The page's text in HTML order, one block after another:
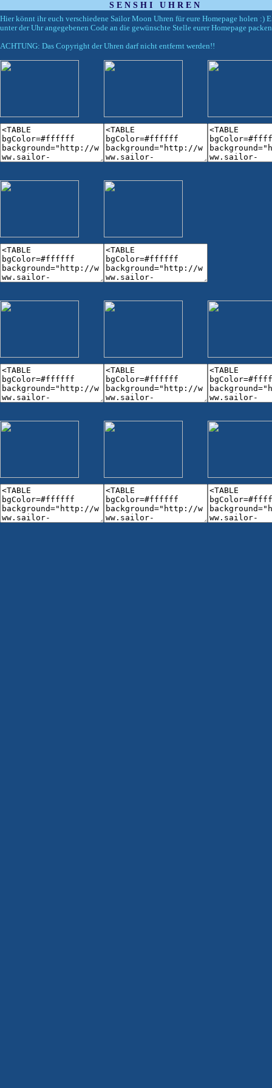
SENSHI UHREN
Hier könnt ihr euch verschiedene Sailor Moon Uhren für eure Homepage holen :)
unter der Uhr angegebenen Code an die gewünschte Stelle eurer Homepage packen
ACHTUNG: Das Copyright der Uhren darf nicht entfernt werden!!